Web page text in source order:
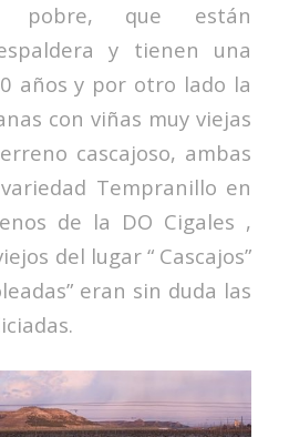
pobre, que están
y tienen una
años y por otro lado la
con viñas muy viejas
cascajoso, ambas
Tempranillo en
de la DO Cigales ,
del lugar “ Cascajos”
eran sin duda las